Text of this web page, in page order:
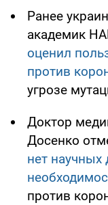
Ранее
академик
оценил
против
угрозе
Доктор
Досенко
нет научных
против